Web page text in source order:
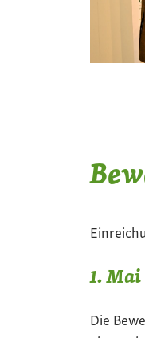
1.
Die